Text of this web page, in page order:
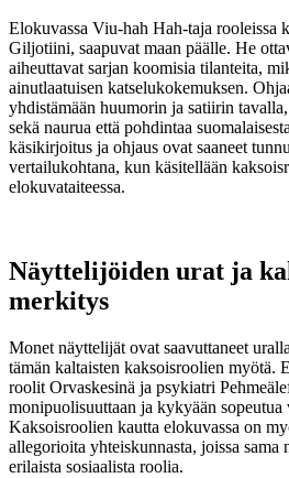
Elokuvassa Viu-hah Hah-taja rooleissa
Giljotiini, saapuvat maan päälle. He
aiheuttavat sarjan koomisia tilanteita,
ainutlaatuisen katselukokemuksen.
yhdistämään huumorin ja satiirin
sekä naurua että pohdintaa
käsikirjoitus ja ohjaus ovat saaneet
vertailukohtana, kun käsitellään
elokuvataiteessa.
Näyttelijöiden urat ja
merkitys
Monet näyttelijät ovat saavuttaneet
tämän kaltaisten kaksoisroolien
roolit Orvaskesinä ja psykiatri
monipuolisuuttaan ja kykyään
Kaksoisroolien kautta elokuvassa on
allegorioita yhteiskunnasta, joissa sama
erilaista sosiaalista roolia.